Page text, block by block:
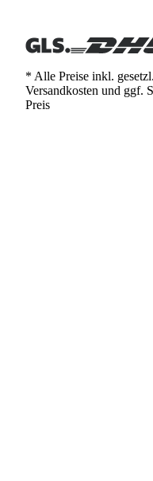
* Alle Preise inkl.
Versandkosten und ggf.
Preis